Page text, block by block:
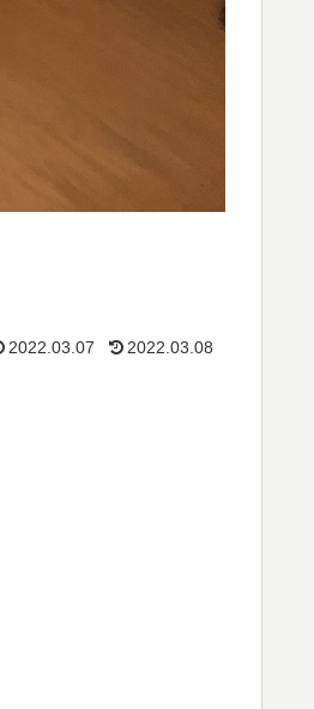
2022.03.07 2022.03.08